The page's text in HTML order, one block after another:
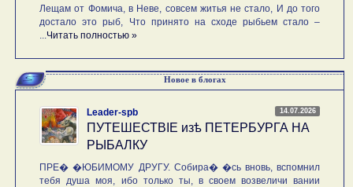
Лещам от Фомича, в Неве, совсем житья не стало, И до того
достало это рыб, Что принято на сходе рыбьем стало –
Читать полностью »
Новое в блогах
14.07.2026
Leader-spb
ПУТЕШЕСТВIE изѣ ПЕТЕРБУРГА НА
РЫБАЛКУ
ПРЕ� �ЮБИМОМУ ДРУГУ. Собира� �сь вновь, вспомнил
тебя душа моя, ибо только ты, в своем возвеличи вании